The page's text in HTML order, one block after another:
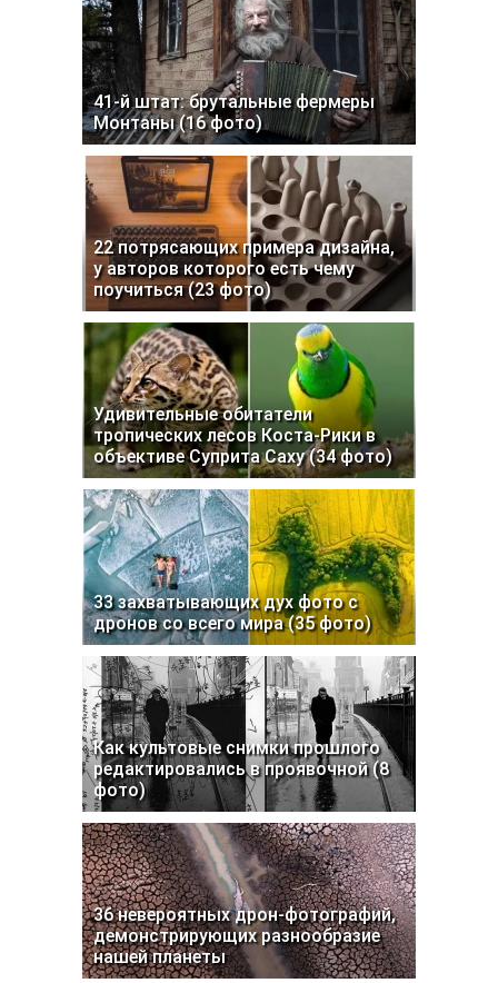
41-й штат: брутальные фермеры
Монтаны (16 фото)
22 потрясающих примера дизайна,
у авторов которого есть чему
поучиться (23 фото)
Удивительные обитатели
тропических лесов Коста-Рики в
объективе Суприта Саху (34 фото)
33 захватывающих дух фото с
дронов со всего мира (35 фото)
Как культовые снимки прошлого
редактировались в проявочной (8
фото)
36 невероятных дрон-фотографий,
демонстрирующих разнообразие
нашей планеты